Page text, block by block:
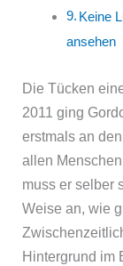
Keine
ansehen
Die Tücken
2011 ging
erstmals an
allen
muss er selber
Weise an, wie
Hintergrund im